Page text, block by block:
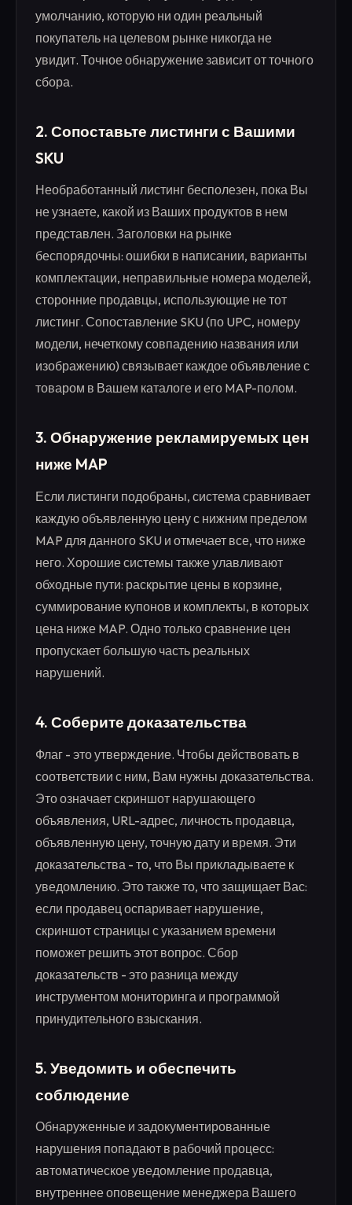
умолчанию, которую ни один реальный
покупатель на целевом рынке никогда не
увидит. Точное обнаружение зависит от точного
сбора.
2. Сопоставьте листинги с Вашими
SKU
Необработанный листинг бесполезен, пока Вы
не узнаете, какой из Ваших продуктов в нем
представлен. Заголовки на рынке
беспорядочны: ошибки в написании, варианты
комплектации, неправильные номера моделей,
сторонние продавцы, использующие не тот
листинг. Сопоставление SKU (по UPC, номеру
модели, нечеткому совпадению названия или
изображению) связывает каждое объявление с
товаром в Вашем каталоге и его MAP-полом.
3. Обнаружение рекламируемых цен
ниже MAP
Если листинги подобраны, система сравнивает
каждую объявленную цену с нижним пределом
MAP для данного SKU и отмечает все, что ниже
него. Хорошие системы также улавливают
обходные пути: раскрытие цены в корзине,
суммирование купонов и комплекты, в которых
цена ниже MAP. Одно только сравнение цен
пропускает большую часть реальных
нарушений.
4. Соберите доказательства
Флаг - это утверждение. Чтобы действовать в
соответствии с ним, Вам нужны доказательства.
Это означает скриншот нарушающего
объявления, URL-адрес, личность продавца,
объявленную цену, точную дату и время. Эти
доказательства - то, что Вы прикладываете к
уведомлению. Это также то, что защищает Вас:
если продавец оспаривает нарушение,
скриншот страницы с указанием времени
поможет решить этот вопрос. Сбор
доказательств - это разница между
инструментом мониторинга и программой
принудительного взыскания.
5. Уведомить и обеспечить
соблюдение
Обнаруженные и задокументированные
нарушения попадают в рабочий процесс:
автоматическое уведомление продавца,
внутреннее оповещение менеджера Вашего